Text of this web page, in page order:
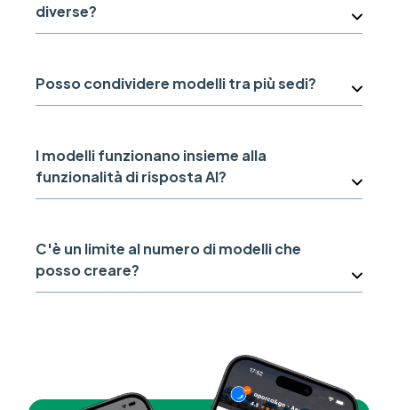
diverse?
Posso condividere modelli tra più sedi?
I modelli funzionano insieme alla
funzionalità di risposta AI?
C'è un limite al numero di modelli che
posso creare?